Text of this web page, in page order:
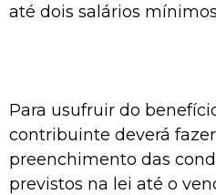
até dois salários
Para usufruir do
contribuinte deverá
preenchimento das
previstos na lei até o